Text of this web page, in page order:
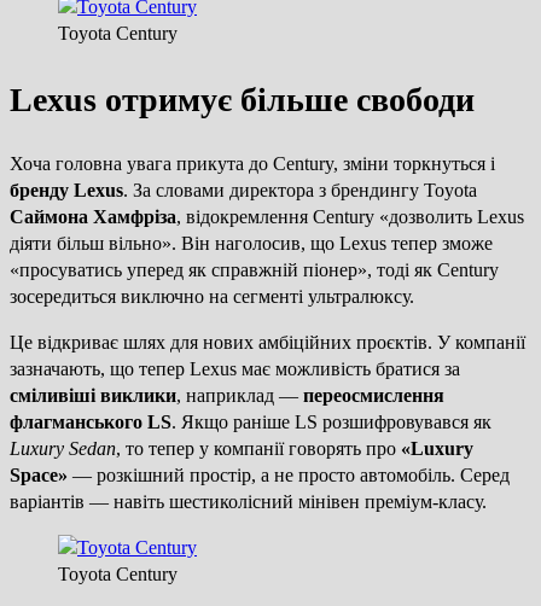
Toyota Century
Lexus отримує більше свободи
Хоча головна увага прикута до Century, зміни торкнуться і
бренду Lexus. За словами директора з брендингу Toyota
Саймона Хамфріза, відокремлення Century «дозволить Lexus
діяти більш вільно». Він наголосив, що Lexus тепер зможе
«просуватись уперед як справжній піонер», тоді як Century
зосередиться виключно на сегменті ультралюксу.
Це відкриває шлях для нових амбіційних проєктів. У компанії
зазначають, що тепер Lexus має можливість братися за
сміливіші виклики, наприклад — переосмислення
флагманського LS. Якщо раніше LS розшифровувався як
Luxury Sedan, то тепер у компанії говорять про «Luxury
Space» — розкішний простір, а не просто автомобіль. Серед
варіантів — навіть шестиколісний мінівен преміум-класу.
Toyota Century